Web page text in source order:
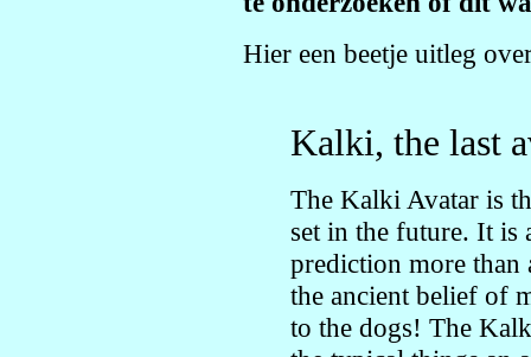
Hier een beetje uitleg
Kalki, the last
The Kalki Avatar is
set in the future. It is
prediction more
the ancient belief of
to the dogs! The